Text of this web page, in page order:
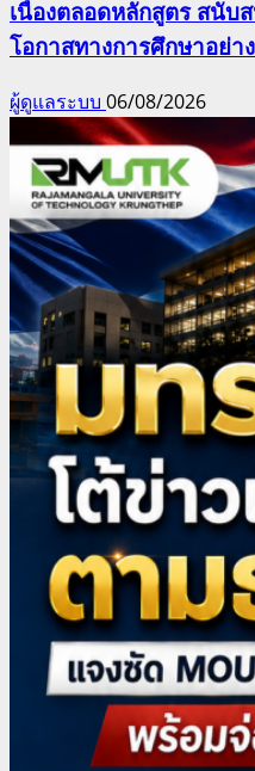
เนื่องตลอดหลักสูตร สนับ
โอกาสทางการศึกษาอย่า
ผู้ดูแลระบบ 06/08/2026